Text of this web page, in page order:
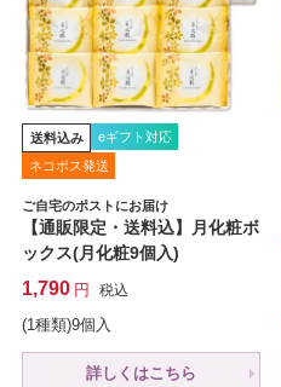
送料込み eギフト対応
ネコポス発送
ご自宅のポストにお届け
【通販限定・送料込】月化粧ボ
ックス(月化粧9個入)
1,790 税込
(1種類)9個入
詳しくはこちら